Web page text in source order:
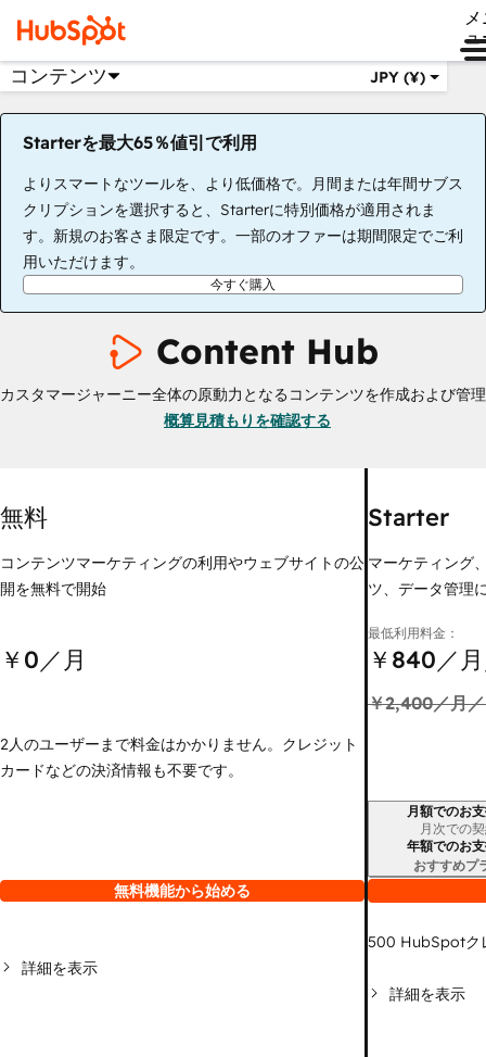
ュ
コンテンツ JPY (¥)
Starterを最大65％値引で利用
よりスマートなツールを、より低価格で。月間または年間サブス
クリプションを選択すると、Starterに特別価格が適用されま
す。新規のお客さま限定です。一部のオファーは期間限定でご利
用いただけます。
今すぐ購入
Content Hub
カスタマージャーニー全体の原動力となるコンテンツを作成および管理
概算見積もりを確認する
無料
コンテンツマーケティングの利用やウェブサイトの公
開を無料で開始
￥0／月
2人のユーザーまで料金はかかりません。クレジット
カードなどの決済情報も不要です。
無料機能から始める
詳細を表示
Starter
マーケティング
ツ、データ管理
最低利用料金：
￥840／
￥2,400／月
請求期間月額でのお
月次での
年額でのお
おすすめプ
500 HubSpotク
詳細を表示